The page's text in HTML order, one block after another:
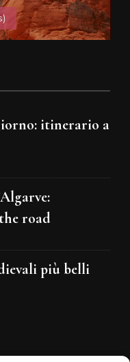
itinerario a
road
più belli